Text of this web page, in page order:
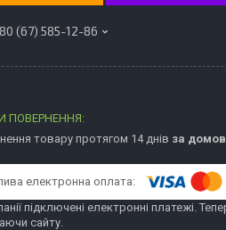
(67) 585-12-86
товару протягом 14 днів за
підключені електронні платежі.
сайту.